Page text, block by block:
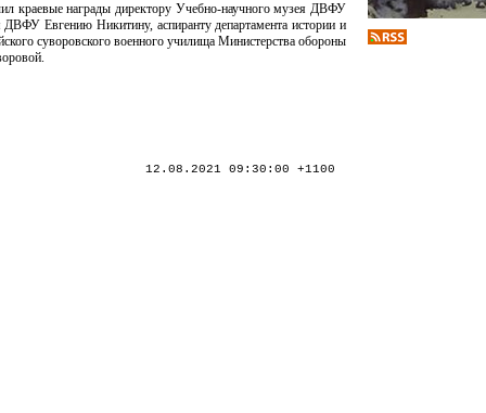
краевые награды директору Учебно-научного музея ДВФУ
Евгению Никитину, аспиранту департамента истории и
суворовского военного училища Министерства обороны
12.08.2021 09:30:00 +1100